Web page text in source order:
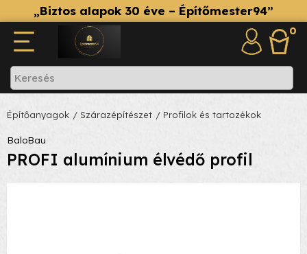
„Biztos alapok 30 éve – Építőmester94”
0
Építőanyagok / Szárazépítészet / Profilok és tartozékok
BaloBau
PROFI alumínium élvédő profil